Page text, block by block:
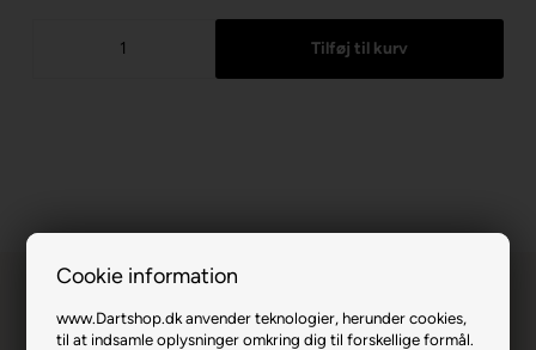
Cookie information
www.Dartshop.dk anvender teknologier, herunder cookies,
til at indsamle oplysninger omkring dig til forskellige formål.